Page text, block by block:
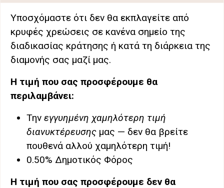
Υποσχόμαστε ότι δεν θα εκπλαγείτε από
κρυφές χρεώσεις σε κανένα σημείο της
διαδικασίας κράτησης ή κατά τη διάρκεια της
διαμονής σας μαζί μας.
Η τιμή που σας προσφέρουμε θα
περιλαμβάνει:
Την εγγυημένη χαμηλότερη τιμή
διανυκτέρευσης μας — δεν θα βρείτε
πουθενά αλλού χαμηλότερη τιμή!
0.50% Δημοτικός Φόρος
Η τιμή που σας προσφέρουμε δεν θα